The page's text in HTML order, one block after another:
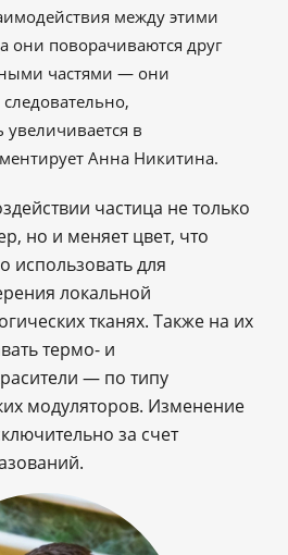
между этими
они поворачиваются друг
частями — они
увеличивается в
Анна Никитина.
частица не только
но и меняет цвет, что
использовать для
локальной
тканях. Также на их
термо- и
— по типу
модуляторов. Изменение
за счет